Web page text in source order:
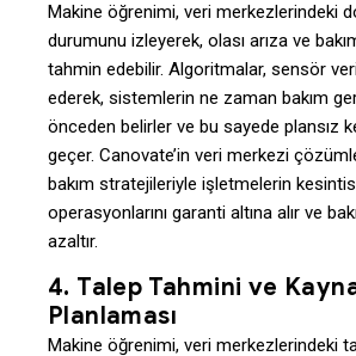
Makine öğrenimi, veri merkezlerindeki
durumunu izleyerek, olası arıza ve
tahmin edebilir. Algoritmalar, sensör
ederek, sistemlerin ne zaman bakım
önceden belirler ve bu sayede plansız
geçer. Canovate’in veri merkezi
bakım stratejileriyle işletmelerin
operasyonlarını garanti altına alır ve
azaltır.
4. Talep Tahmini ve
Planlaması
Makine öğrenimi, veri merkezlerindeki